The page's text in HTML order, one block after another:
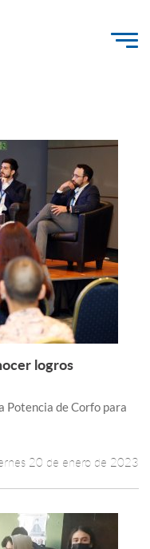
Leer más +
logros
Potencia de Corfo para
20 de enero de 2023